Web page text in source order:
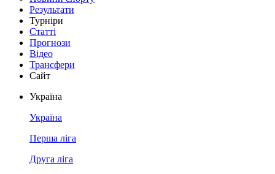
Результати
Турніри
Статті
Прогнози
Відео
Трансфери
Сайт
Україна
Україна
Перша ліга
Друга ліга